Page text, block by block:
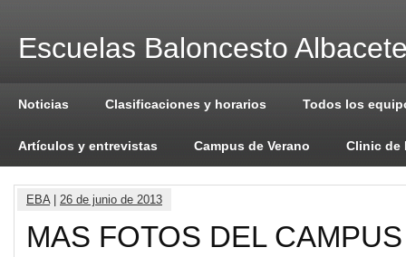
Escuelas Baloncesto
Noticias Clasificaciones y horarios Todos los
Artículos y entrevistas Campus de Verano Clinic de
EBA| 26 de junio de 2013
MAS FOTOS DEL CAMPUS